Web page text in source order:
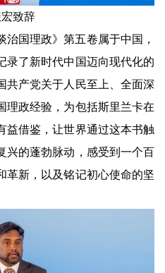
宏致辞
治国理政》第五卷属于中国，
录了新时代中国迈向现代化的
共产党关于人民至上、全面深
理政经验，为包括斯里兰卡在
益借鉴，让世界通过这本书触
兴的蓬勃脉动，感受到一个百
革新，以及铭记初心使命的坚